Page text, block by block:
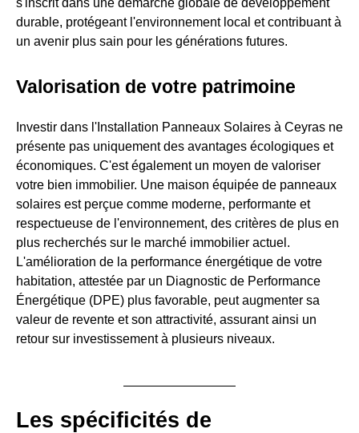
durable, protégeant l'environnement local et contribuant à
un avenir plus sain pour les générations futures.
Valorisation de votre patrimoine
Investir dans l'Installation Panneaux Solaires à Ceyras ne
présente pas uniquement des avantages écologiques et
économiques. C'est également un moyen de valoriser
votre bien immobilier. Une maison équipée de panneaux
solaires est perçue comme moderne, performante et
respectueuse de l'environnement, des critères de plus en
plus recherchés sur le marché immobilier actuel.
L'amélioration de la performance énergétique de votre
habitation, attestée par un Diagnostic de Performance
Énergétique (DPE) plus favorable, peut augmenter sa
valeur de revente et son attractivité, assurant ainsi un
retour sur investissement à plusieurs niveaux.
Les spécificités de